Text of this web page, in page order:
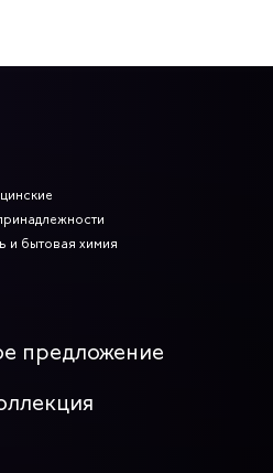
и бытовая химия
предложение